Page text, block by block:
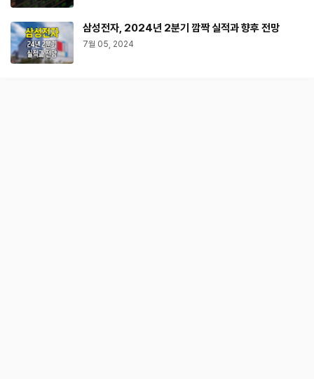
삼성전자, 2024년 2분기 깜짝 실적과 향후 전망
7월 05, 2024